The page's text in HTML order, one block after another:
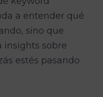
a entender qué
sino que
insights sobre
estés pasando